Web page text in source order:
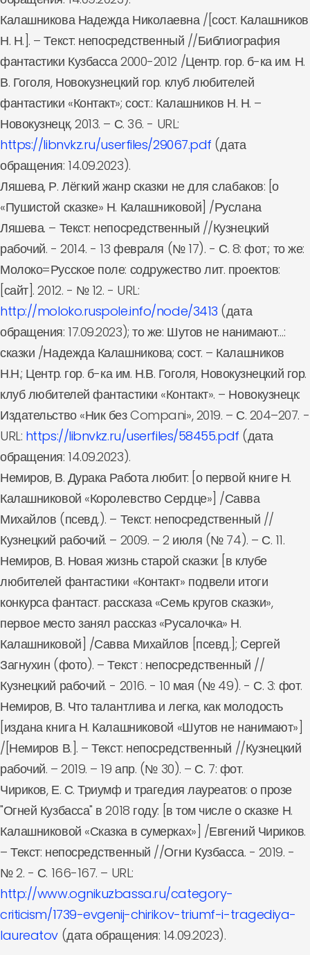
Калашникова Надежда Николаевна /[сост. Калашников
Н. Н.]. – Текст: непосредственный //Библиография
фантастики Кузбасса 2000-2012 /Центр. гор. б-ка им. Н.
В. Гоголя, Новокузнецкий гор. клуб любителей
фантастики «Контакт»; сост.: Калашников Н. Н. –
Новокузнецк, 2013. – С. 36. - URL:
https://libnvkz.ru/userfiles/29067.pdf (дата
обращения: 14.09.2023).
Ляшева, Р. Лёгкий жанр сказки не для слабаков: [о
«Пушистой сказке» Н. Калашниковой] /Руслана
Ляшева. – Текст: непосредственный //Кузнецкий
рабочий. - 2014. - 13 февраля (№ 17). - С. 8: фот.; то же:
Молоко=Русское поле: содружество лит. проектов:
[сайт]. 2012. - № 12. - URL:
http://moloko.ruspole.info/node/3413 (дата
обращения: 17.09.2023); то же: Шутов не нанимают…:
сказки /Надежда Калашникова; сост. – Калашников
Н.Н.; Центр. гор. б-ка им. Н.В. Гоголя, Новокузнецкий гор.
клуб любителей фантастики «Контакт». – Новокузнецк:
Издательство «Ник без Compani», 2019. – С. 204–207. -
URL: https://libnvkz.ru/userfiles/58455.pdf (дата
обращения: 14.09.2023).
Немиров, В. Дурака Работа любит: [о первой книге Н.
Калашниковой «Королевство Сердце»] /Савва
Михайлов (псевд.). – Текст: непосредственный //
Кузнецкий рабочий. – 2009. – 2 июля (№ 74). – С. 11.
Немиров, В. Новая жизнь старой сказки: [в клубе
любителей фантастики «Контакт» подвели итоги
конкурса фантаст. рассказа «Семь кругов сказки»,
первое место занял рассказ «Русалочка» Н.
Калашниковой] /Савва Михайлов [псевд.]; Сергей
Загнухин (фото). – Текст : непосредственный //
Кузнецкий рабочий. - 2016. - 10 мая (№ 49). - С. 3: фот.
Немиров, В. Что талантлива и легка, как молодость
[издана книга Н. Калашниковой «Шутов не нанимают»]
/[Немиров В.]. – Текст: непосредственный //Кузнецкий
рабочий. – 2019. – 19 апр. (№ 30). – С. 7: фот.
Чириков, Е. С. Триумф и трагедия лауреатов: о прозе
"Огней Кузбасса" в 2018 году: [в том числе о сказке Н.
Калашниковой «Сказка в сумерках»] /Евгений Чириков.
– Текст: непосредственный //Огни Кузбасса. - 2019. -
№ 2. - С. 166-167. – URL:
http://www.ognikuzbassa.ru/category-
criticism/1739-evgenij-chirikov-triumf-i-tragediya-
laureatov(дата обращения: 14.09.2023).